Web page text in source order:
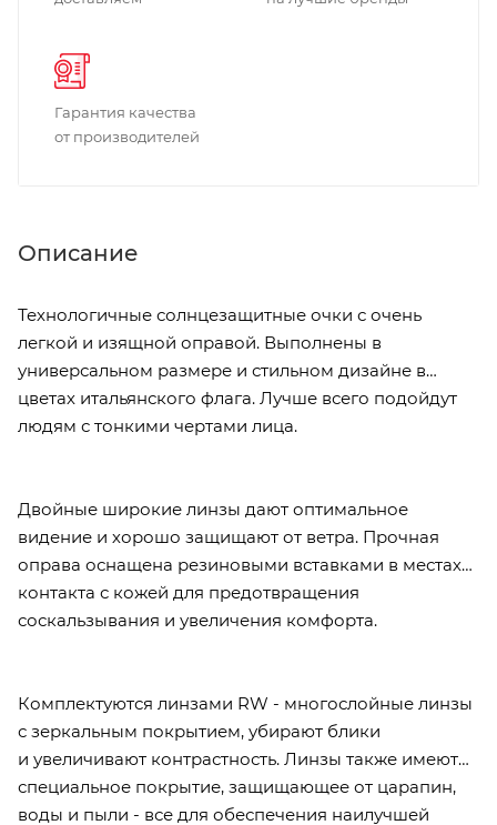
Гарантия качества
от производителей
Описание
Технологичные солнцезащитные очки с очень
легкой и изящной оправой. Выполнены в
универсальном размере и стильном дизайне в
цветах итальянского флага. Лучше всего подойдут
людям с тонкими чертами лица.
Двойные широкие линзы дают оптимальное
видение и хорошо защищают от ветра. Прочная
оправа оснащена резиновыми вставками в местах
контакта с кожей для предотвращения
соскальзывания и увеличения комфорта.
Комплектуются линзами RW - многослойные линзы
с зеркальным покрытием, убирают блики
и увеличивают контрастность. Линзы также имеют
специальное покрытие, защищающее от царапин,
воды и пыли - все для обеспечения наилучшей